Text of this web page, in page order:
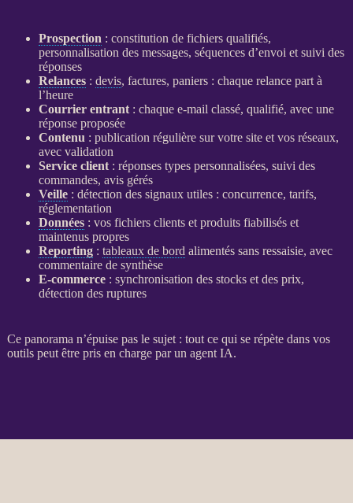
Prospection : constitution de fichiers qualifiés,
personnalisation des messages, séquences d’envoi et suivi des
réponses
Relances: devis, factures, paniers : chaque relancepart à
l’heure
Courrier entrant: chaque e-mail classé, qualifié, avec une
réponse proposée
Contenu : publication régulière sur votre site et vos réseaux,
avec validation
Service client: réponses types personnalisées, suivi des
commandes, avis gérés
Veille: détection des signaux utiles : concurrence, tarifs,
réglementation
Données: vos fichiers clients et produits fiabilisés et
maintenus propres
Reporting: tableaux de bord alimentés sans ressaisie, avec
commentaire de synthèse
E-commerce: synchronisation des stocks et des prix,
détection des ruptures
Ce panorama n’épuise pas le sujet : tout ce qui se répète dans vos
outils peut être pris en charge par un agent IA.